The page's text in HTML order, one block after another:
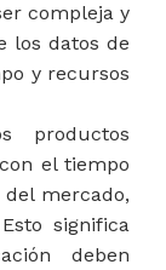
compleja y
los datos de
y recursos
productos
el tiempo
mercado,
significa
deben